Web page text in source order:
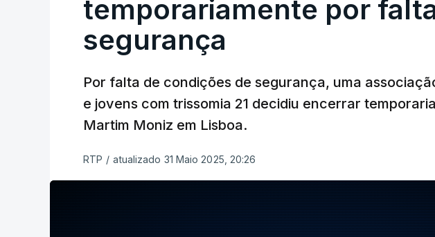
temporariamente por
segurança
Por falta de condições de segurança, uma
e jovens com trissomia 21 decidiu encerrar
Martim Moniz em Lisboa.
RTP / atualizado 31 Maio 2025, 20:26